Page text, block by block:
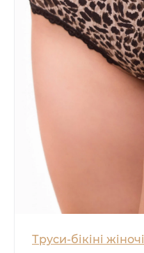
Труси-бікіні жіночі